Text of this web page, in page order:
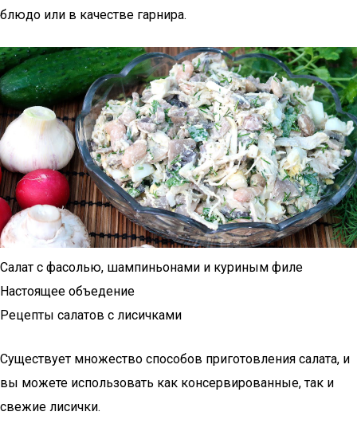
блюдо или в качестве гарнира.
Салат с фасолью, шампиньонами и куриным филе
Настоящее объедение
Рецепты салатов с лисичками
Существует множество способов приготовления салата, и
вы можете использовать как консервированные, так и
свежие лисички.